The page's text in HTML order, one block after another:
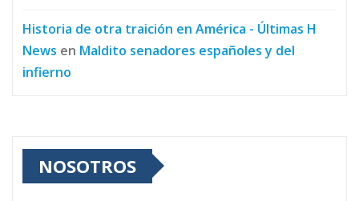
Historia de otra traición en América - Últimas H
News en Maldito senadores españoles y del
infierno
NOSOTROS